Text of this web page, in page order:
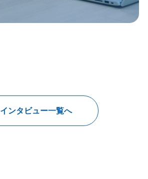
インタビュー一覧へ